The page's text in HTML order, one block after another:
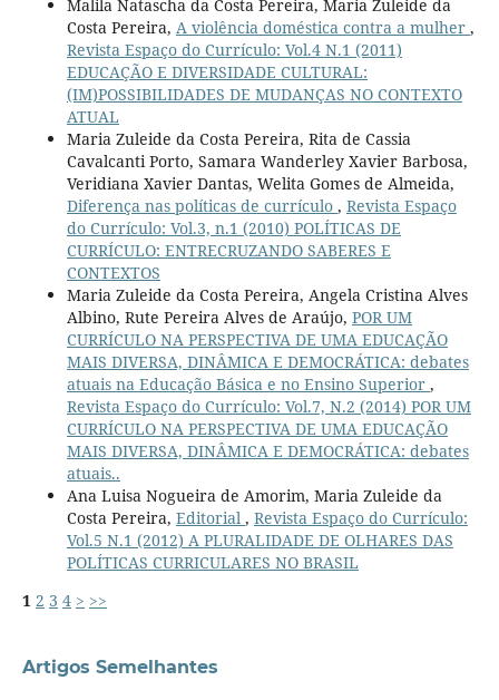
Malila Natascha da Costa Pereira, Maria Zuleide da
Costa Pereira, A violência doméstica contra a mulher ,
Revista Espaço do Currículo: Vol.4 N.1 (2011)
EDUCAÇÃO E DIVERSIDADE CULTURAL:
(IM)POSSIBILIDADES DE MUDANÇAS NO CONTEXTO
ATUAL
Maria Zuleide da Costa Pereira, Rita de Cassia
Cavalcanti Porto, Samara Wanderley Xavier Barbosa,
Veridiana Xavier Dantas, Welita Gomes de Almeida,
Diferença nas políticas de currículo , Revista Espaço
do Currículo: Vol.3, n.1 (2010) POLÍTICAS DE
CURRÍCULO: ENTRECRUZANDO SABERES E
CONTEXTOS
Maria Zuleide da Costa Pereira, Angela Cristina Alves
Albino, Rute Pereira Alves de Araújo, POR UM
CURRÍCULO NA PERSPECTIVA DE UMA EDUCAÇÃO
MAIS DIVERSA, DINÂMICA E DEMOCRÁTICA: debates
atuais na Educação Básica e no Ensino Superior ,
Revista Espaço do Currículo: Vol.7, N.2 (2014) POR UM
CURRÍCULO NA PERSPECTIVA DE UMA EDUCAÇÃO
MAIS DIVERSA, DINÂMICA E DEMOCRÁTICA: debates
atuais..
Ana Luisa Nogueira de Amorim, Maria Zuleide da
Costa Pereira, Editorial , Revista Espaço do Currículo:
Vol.5 N.1 (2012) A PLURALIDADE DE OLHARES DAS
POLÍTICAS CURRICULARES NO BRASIL
1 2 3 4 > >>
Artigos Semelhantes